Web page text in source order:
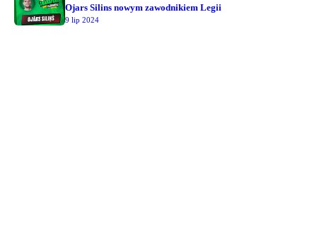
Ojars Silins nowym zawodnikiem Legii
9 lip 2024